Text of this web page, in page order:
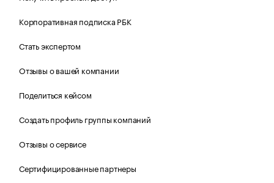
Корпоративная подписка РБК
Стать экспертом
Отзывы о вашей компании
Поделиться кейсом
Создать профиль группы компаний
Отзывы о сервисе
Сертифицированные партнеры